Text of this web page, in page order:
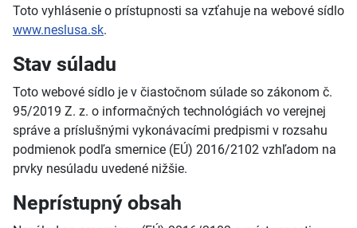
Toto vyhlásenie o prístupnosti sa vzťahuje na webové sídlo
www.neslusa.sk.
Stav súladu
Toto webové sídlo je v čiastočnom súlade so zákonom č.
95/2019 Z. z. o informačných technológiách vo verejnej
správe a príslušnými vykonávacími predpismi v rozsahu
podmienok podľa smernice (EÚ) 2016/2102 vzhľadom na
prvky nesúladu uvedené nižšie.
Neprístupný obsah